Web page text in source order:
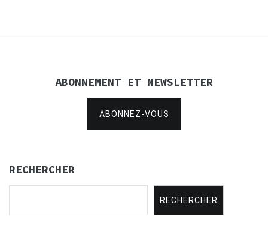
ABONNEMENT ET NEWSLETTER
ABONNEZ-VOUS
RECHERCHER
RECHERCHER